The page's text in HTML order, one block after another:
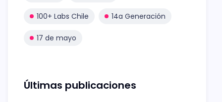
100+ Labs Chile 14a Generación
17 de mayo
Últimas publicaciones